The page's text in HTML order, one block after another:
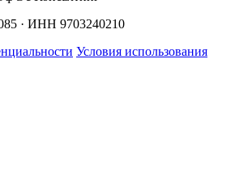
· ИНН 9703240210
Условия использования